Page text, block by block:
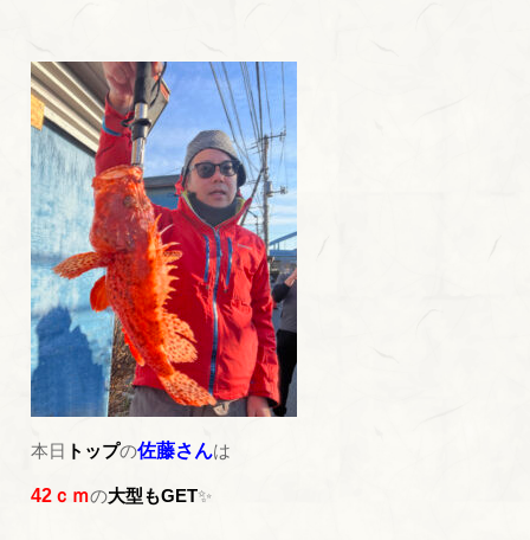
本日 トップの佐藤さんは
42ｃｍの大型もGET✨